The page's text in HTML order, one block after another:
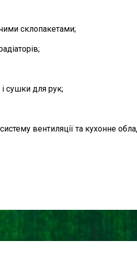
склопакетами;
і сушки для рук;
вентиляції та кухонне